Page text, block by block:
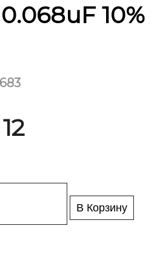
10%
В Корзину